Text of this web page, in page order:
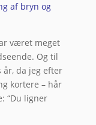
af bryn og
været meget
Og til
da jeg efter
kortere – hår
“Du ligner